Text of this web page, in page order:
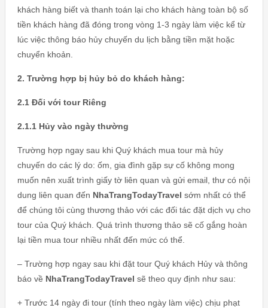
khách hàng biết và thanh toán lại cho khách hàng toàn bộ số
tiền khách hàng đã đóng trong vòng 1-3 ngày làm việc kể từ
lúc việc thông báo hủy chuyến du lịch bằng tiền mặt hoặc
chuyển khoản.
2. Trường hợp bị hủy bỏ do khách hàng:
2.1 Đối với tour Riêng
2.1.1 Hủy vào ngày thường
Trường hợp ngay sau khi Quý khách mua tour mà hủy
chuyến do các lý do: ốm, gia đình gặp sự cố không mong
muốn nên xuất trình giấy tờ liên quan và gửi email, thư có nội
dung liên quan đến NhaTrangTodayTravel sớm nhất có thể
để chúng tôi cùng thương thảo với các đối tác đặt dịch vụ cho
tour của Quý khách. Quá trình thương thảo sẽ cố gắng hoàn
lại tiền mua tour nhiều nhất đến mức có thể.
– Trường hợp ngay sau khi đặt tour Quý khách Hủy và thông
báo về NhaTrangTodayTravel sẽ theo quy định như sau:
+ Trước 14 ngày đi tour (tính theo ngày làm việc) chịu phạt